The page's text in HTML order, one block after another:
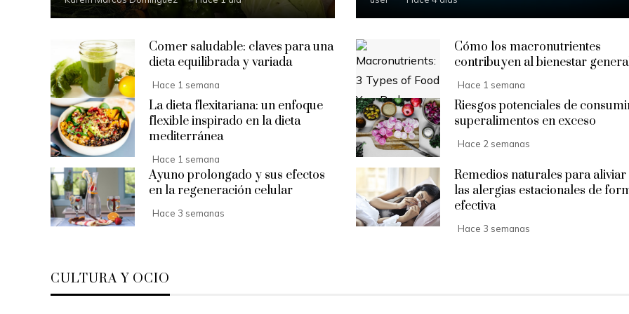
Comer saludable: claves para una
dieta equilibrada y variada
Hace 1 semana
Cómo los macronutrientes
contribuyen al bienestar
Hace 1 semana
La dieta flexitariana: un enfoque
flexible inspirado en la dieta
mediterránea
Hace 1 semana
Riesgos potenciales de
superalimentos en exceso
Hace 2 semanas
Ayuno prolongado y sus efectos
en la regeneración celular
Hace 3 semanas
Remedios naturales para aliviar
las alergias estacionales de
efectiva
Hace 3 semanas
CULTURA Y OCIO